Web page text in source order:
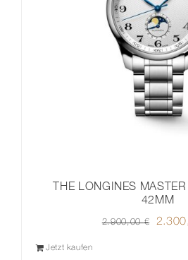
THE LONGINES
42MM
2.900,00€
Jetzt kaufen